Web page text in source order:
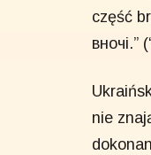
część
nie